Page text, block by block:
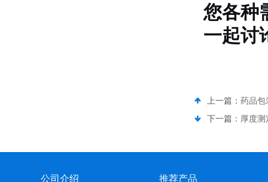
您各种
一起讨
上一篇： 药品包
下一篇： 厚度测
公司介绍 推荐产品